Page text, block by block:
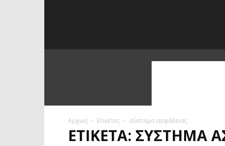
Αρχική Ετικέτες σύστημα ασφάλειας
ΕΤΙΚΈΤΑ: ΣΎΣΤΗΜΑ